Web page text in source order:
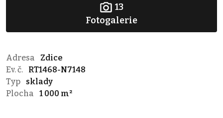
13
Fotogalerie
Adresa
Zdice
Ev. č.
RT1468-N7148
Typ
sklady
Plocha
1 000 m²